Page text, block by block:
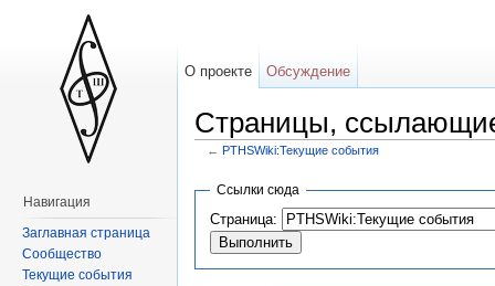
Страницы,
← PTHSWiki:Текущие события
Ссылки сюда
Страница:
О проекте Обсуждение
Навигация
Заглавная страница
Сообщество
Текущие события